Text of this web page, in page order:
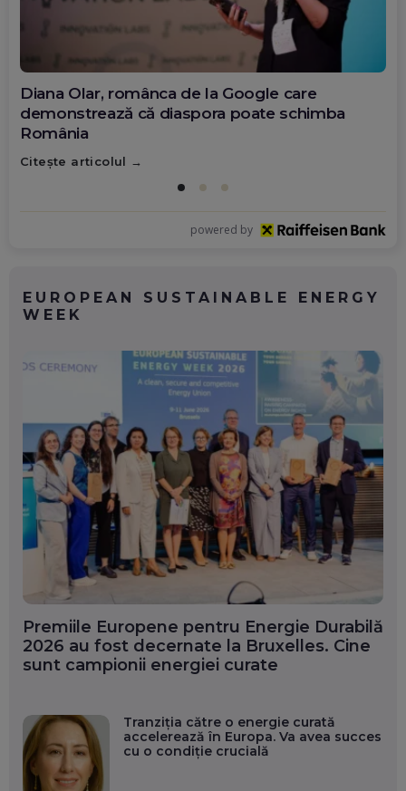
Diana Olar, românca de la Google care
demonstrează că diaspora poate schimba
România
Citește articolul
powered by
EUROPEAN SUSTAINABLE ENERGY
WEEK
Premiile Europene pentru Energie Durabilă
2026 au fost decernate la Bruxelles. Cine
sunt campionii energiei curate
Tranziția către o energie curată
accelerează în Europa. Va avea succes
cu o condiție crucială